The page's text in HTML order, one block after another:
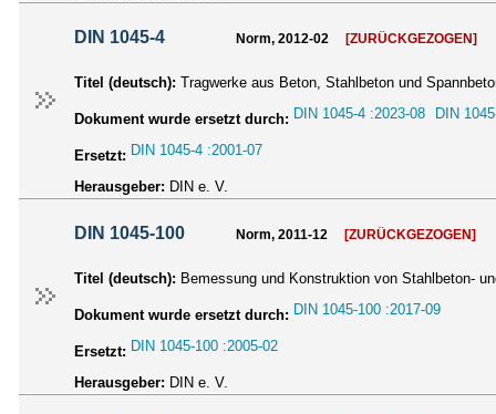
DIN 1045-4 Norm, 2012-02 [ZURÜCKGEZOGEN]
Titel (deutsch): Tragwerke aus Beton, Stahlbeton und
Dokument wurde ersetzt durch: DIN 1045-4 :2023-08 DIN
Ersetzt: DIN 1045-4 :2001-07
Herausgeber: DIN e. V.
DIN 1045-100 Norm, 2011-12 [ZURÜCKGEZOGEN]
Titel (deutsch): Bemessung und Konstruktion von Stahlbeton-
Dokument wurde ersetzt durch: DIN 1045-100 :2017-09
Ersetzt: DIN 1045-100 :2005-02
Herausgeber: DIN e. V.